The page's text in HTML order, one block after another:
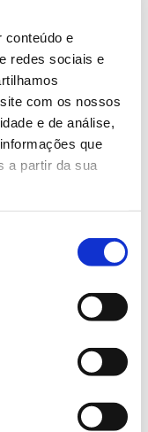
conteúdo e
redes sociais e
com os nossos
e de análise,
que
a partir da sua
gestão
da
plantada